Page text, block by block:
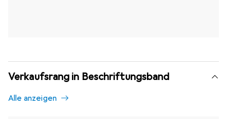
Verkaufsrang in Beschriftungsband
Alle anzeigen